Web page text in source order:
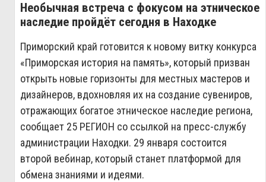
Необычная встреча с фокусом на этническое
наследие пройдёт сегодня в Находке
Приморский край готовится к новому витку конкурса
«Приморская история на память», который призван
открыть новые горизонты для местных мастеров и
дизайнеров, вдохновляя их на создание сувениров,
отражающих богатое этническое наследие региона,
сообщает 25 РЕГИОН со ссылкой на пресс-службу
администрации Находки. 29 января состоится
второй вебинар, который станет платформой для
обмена знаниями и идеями.